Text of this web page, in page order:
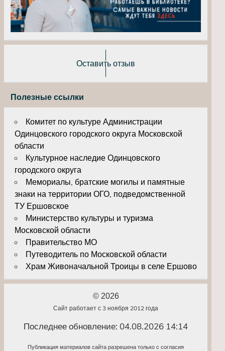
Оставить отзыв
Полезные ссылки
Комитет по культуре Администрации
Одинцовского городского округа Московской
области
Культурное наследие Одинцовского
городского округа
Мемориалы, братские могилы и памятные
знаки на территории ОГО, подведомственной
ТУ Ершовское
Министерство культуры и туризма
Московской области
Правительство МО
Путеводитель по Московской области
Храм Живоначальной Троицы в селе Ершово
© 2026
Сайт работает с 3 ноября 2012 года
Последнее обновление: 04.08.2026 14:14
Публикация материалов сайта разрешена только с согласия